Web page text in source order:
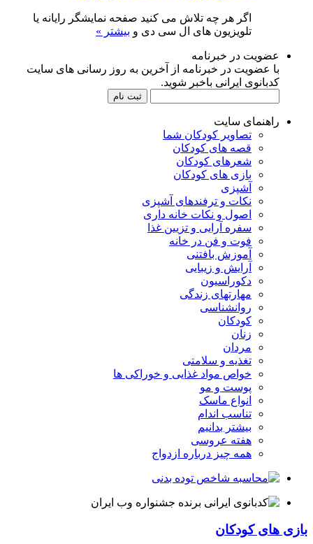
اگر هر چه تلاش می کنید صفحه نمایشگر رایانه یا
تلویزیون های ال سی دی و بیشتر »
عضویت در خبرنامه
با عضویت در خبرنامه از آخرین به روز رسانی های سایت
کدبانوی ایرانی باخبر شوید.
راهنمای سایت
تصاویر کودکان شما
قصه های کودکان
شعرهای کودکان
بازی های کودکان
آشپزی
نکات و ترفندهای آشپزی
اصول و نکات خانه داری
سفره آرایی و تزیین غذا
فوت و فن در خانه
آموزش بافتنی
آرایش و زیبایی
دکوراسیون
مهارتهای زندگی
روانشناسی
کودکان
زنان
مردان
تغذیه و سلامتی
خواص مواد غذایی و خوراکی ها
پوست و مو
انواع ماسک
تناسب اندام
بیشتر بدانیم
هفته عروسی
همه چیز درباره ازدواج
بازی های کودکان